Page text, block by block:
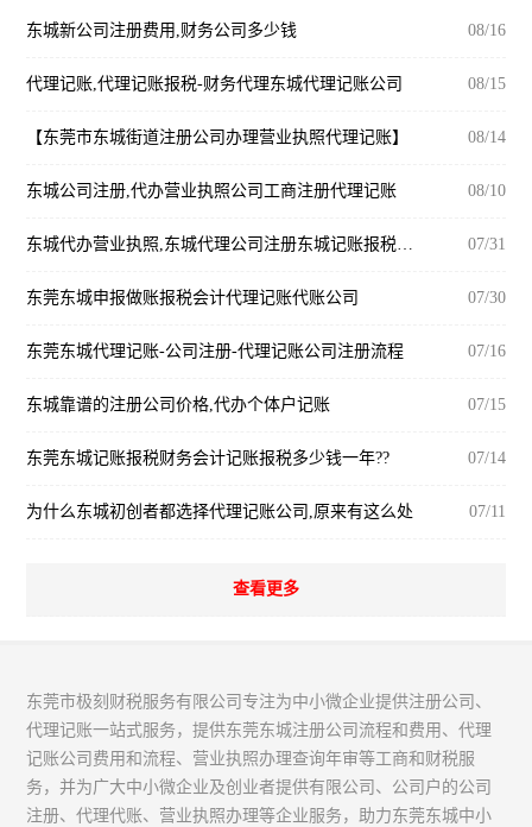
东城新公司注册费用,财务公司多少钱 08/16
代理记账,代理记账报税-财务代理东城代理记账公司 08/15
【东莞市东城街道注册公司办理营业执照代理记账】 08/14
东城公司注册,代办营业执照公司工商注册代理记账 08/10
07/31
东莞东城申报做账报税会计代理记账代账公司 07/30
东莞东城代理记账-公司注册-代理记账公司注册流程 07/16
东城靠谱的注册公司价格,代办个体户记账 07/15
东莞东城记账报税财务会计记账报税多少钱一年?? 07/14
为什么东城初创者都选择代理记账公司,原来有这么处 07/11
查看更多
东莞市极刻财税服务有限公司专注为中小微企业提供注册公司、
代理记账一站式服务，提供东莞东城注册公司流程和费用、代理
记账公司费用和流程、营业执照办理查询年审等工商和财税服
务，并为广大中小微企业及创业者提供有限公司、公司户的公司
注册、代理代账、营业执照办理等企业服务，助力东莞东城中小